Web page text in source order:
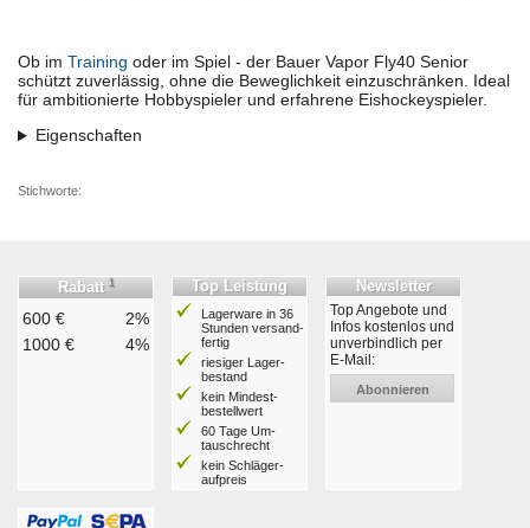
Ob im Training oder im Spiel - der Bauer Vapor Fly40 Senior
schützt zuverlässig, ohne die Beweglichkeit einzuschränken. Ideal
für ambitionierte Hobbyspieler und erfahrene Eishockeyspieler.
Eigenschaften
Stichworte:
Rabatt 1
600 €
2%
1000 €
4%
Top Leistung
Lagerware in 36
Stunden ver­sand­
fertig
riesiger Lager­
bestand
kein Mindest­
bestell­wert
60 Tage Um­
tausch­recht
kein Schläger­
aufpreis
Newsletter
Top Angebote und
Infos kostenlos und
unverbindlich per
E-Mail:
Abonnieren